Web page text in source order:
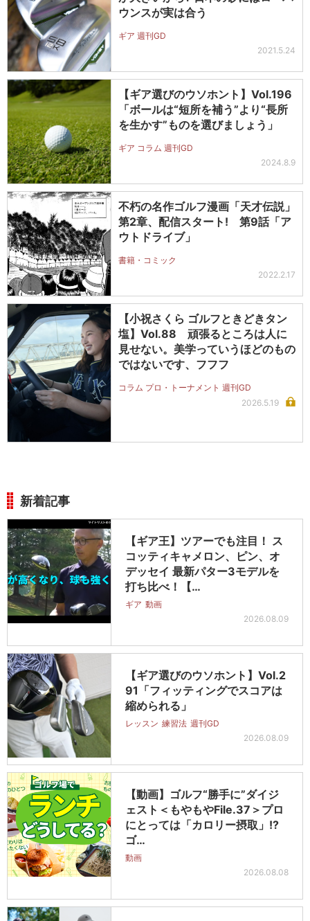
ウンスが実は合う
ギア 週刊GD
2021.5.24
【ギア選びのウソホント】Vol.196
「ボールは“短所を補う”より“長所
を生かす”ものを選びましょう」
ギア コラム 週刊GD
2024.8.9
不朽の名作ゴルフ漫画「天才伝説」
第2章、配信スタート! 第9話「ア
ウトドライブ」
書籍・コミック
2022.2.17
【小祝さくら ゴルフときどきタン
塩】Vol.88 頑張るところは人に
見せない。美学っていうほどのもの
ではないです、フフフ
コラム プロ・トーナメント 週刊GD
2026.5.19
新着記事
【ギア王】ツアーでも注目！ ス
コッティキャメロン、ピン、オ
デッセイ 最新パター3モデルを
打ち比べ！【…
ギア 動画
2026.08.09
【ギア選びのウソホント】Vol.2
91「フィッティングでスコアは
縮められる」
レッスン 練習法 週刊GD
2026.08.09
【動画】ゴルフ“勝手に”ダイジ
ェスト＜もやもやFile.37＞プロ
にとっては「カロリー摂取」!?
ゴ…
動画
2026.08.08